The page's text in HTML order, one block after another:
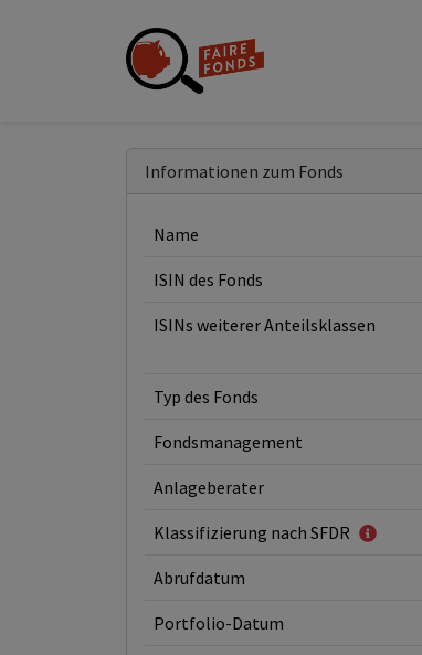
Informationen zum Fonds
Name
ISIN des Fonds
ISINs weiterer Anteilsklassen
Typ des Fonds
Fondsmanagement
Anlageberater
Klassifizierung nach SFDR
Abrufdatum
Portfolio-Datum